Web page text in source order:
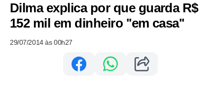
Dilma explica por que guarda R$
152 mil em dinheiro ''em casa''
29/07/2014 às 00h27